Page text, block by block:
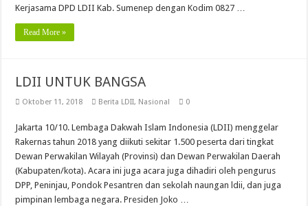
Kerjasama DPD LDII Kab. Sumenep dengan Kodim 0827 …
Read More »
LDII UNTUK BANGSA
Oktober 11, 2018 Berita LDII, Nasional 0
Jakarta 10/10. Lembaga Dakwah Islam Indonesia (LDII) menggelar
Rakernas tahun 2018 yang diikuti sekitar 1.500 peserta dari tingkat
Dewan Perwakilan Wilayah (Provinsi) dan Dewan Perwakilan Daerah
(Kabupaten/kota). Acara ini juga acara juga dihadiri oleh pengurus
DPP, Peninjau, Pondok Pesantren dan sekolah naungan ldii, dan juga
pimpinan lembaga negara. Presiden Joko …